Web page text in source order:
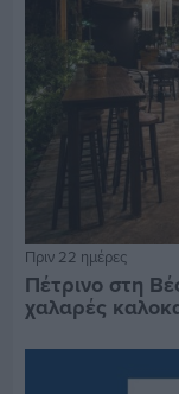
Πριν 22 ημέρες
Πέτρινο στη
χαλαρές